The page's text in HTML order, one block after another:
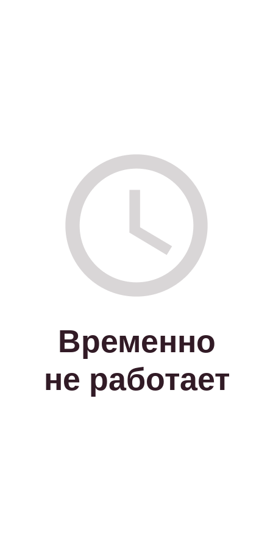
Временно
не работает